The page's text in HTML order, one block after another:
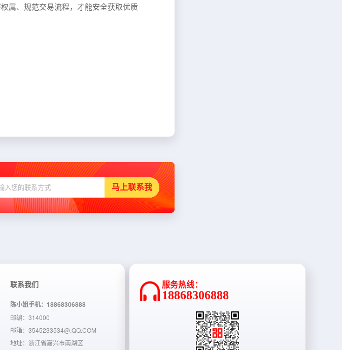
属、规范交易流程，才能安全获取优质
马上联系我
联系我们
陈小姐手机：18868306888
邮编：314000
邮箱：3545233534@.QQ.COM
地址：浙江省嘉兴市南湖区
服务热线：
18868306888